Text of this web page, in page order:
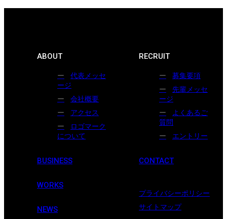
ABOUT
代表メッセ
ージ
会社概要
アクセス
ロゴマーク
について
BUSINESS
WORKS
NEWS
RECRUIT
募集要項
先輩メッセ
ージ
よくあるご
質問
エントリー
CONTACT
プライバシーポリシー
サイトマップ